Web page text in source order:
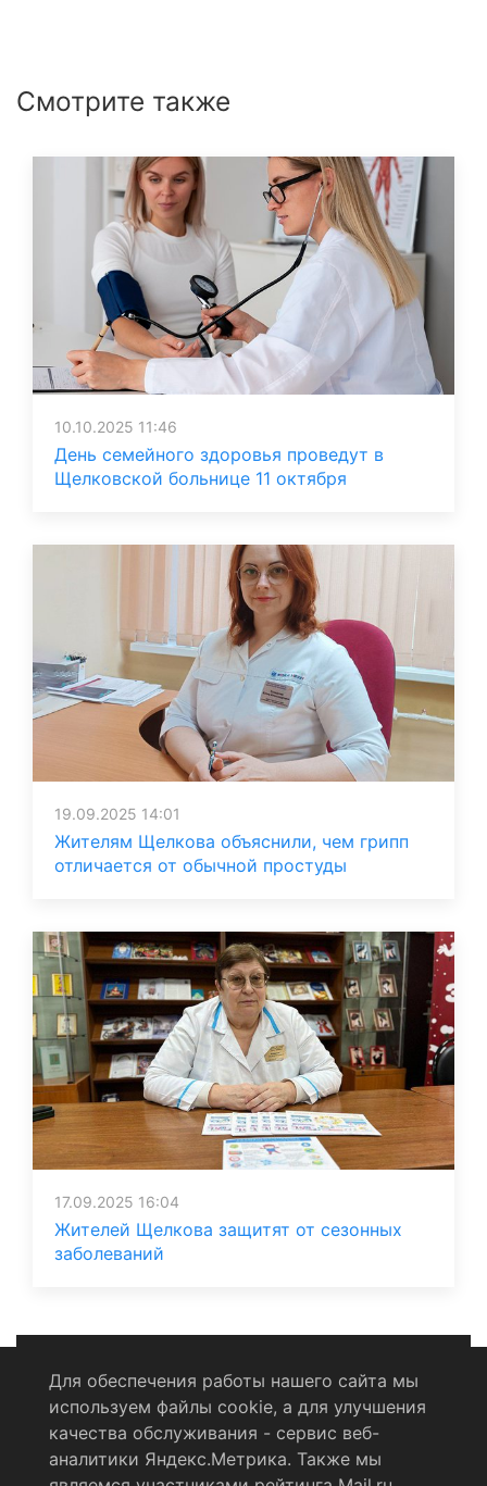
Смотрите также
10.10.2025 11:46
День семейного здоровья проведут в
Щелковской больнице 11 октября
19.09.2025 14:01
Жителям Щелкова объяснили, чем грипп
отличается от обычной простуды
17.09.2025 16:04
Жителей Щелкова защитят от сезонных
заболеваний
Политика конфиденциальности
Согласие на обработку персональных данных
Для обеспечения работы нашего сайта мы
используем файлы cookie, а для улучшения
качества обслуживания - сервис веб-
аналитики Яндекс.Метрика. Также мы